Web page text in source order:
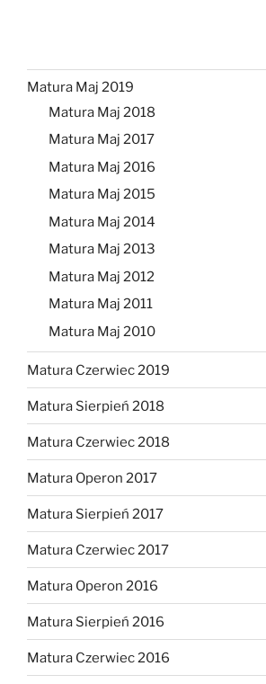
Matura Maj 2019
Matura Maj 2018
Matura Maj 2017
Matura Maj 2016
Matura Maj 2015
Matura Maj 2014
Matura Maj 2013
Matura Maj 2012
Matura Maj 2011
Matura Maj 2010
Matura Czerwiec 2019
Matura Sierpień 2018
Matura Czerwiec 2018
Matura Operon 2017
Matura Sierpień 2017
Matura Czerwiec 2017
Matura Operon 2016
Matura Sierpień 2016
Matura Czerwiec 2016